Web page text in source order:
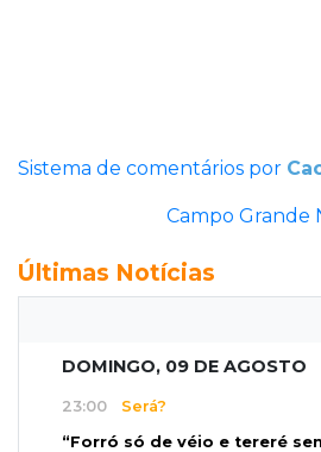
Sistema de comentários por
Campo Grande
Últimas Notícias
DOMINGO, 09 DE AGOSTO
23:00 Será?
“Forró só de véio e tereré